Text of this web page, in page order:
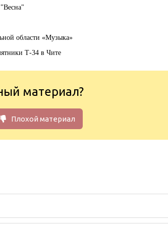
области «Музыка»
Т-34 в Чите
материал?
Плохой материал